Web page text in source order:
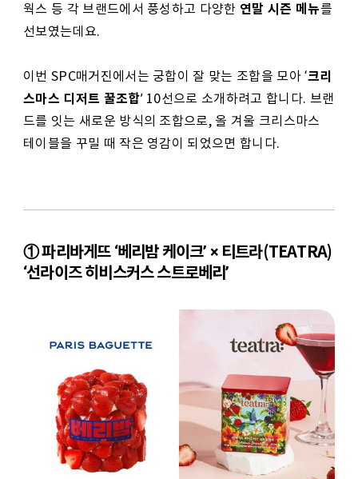
웍스 등 각 브랜드에서 풍성하고 다양한 연말 시즌 메뉴를
선보였는데요.
이번 SPC매거진에서는 궁합이 잘 맞는 조합을 모아 ‘크리
스마스 디저트 꿀조합’ 10선으로 소개하려고 합니다. 브랜
드를 잇는 새로운 방식의 조합으로, 올 겨울 크리스마스
테이블을 꾸밀 때 작은 영감이 되었으면 합니다.
① 파리바게뜨 ‘베리밤 케이크’ × 티트라(TEATRA)
‘선라이즈 히비스커스 스트로베리’